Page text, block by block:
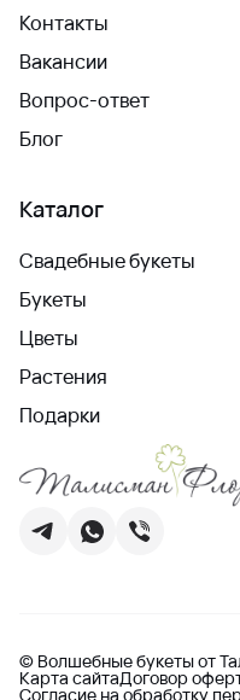
Контакты
Вакансии
Вопрос-ответ
Блог
Каталог
Свадебные букеты
Букеты
Цветы
Растения
Подарки
© Волшебные букеты от
Карта сайтаДоговор
Согласие на обработку